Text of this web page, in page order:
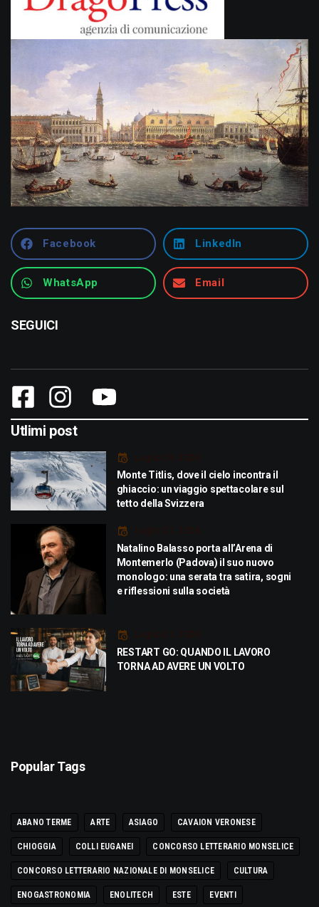
Facebook LinkedIn
WhatsApp Email
SEGUICI
Utlimi post
Luglio 29, 2026
Monte Titlis, dove il cielo incontra il
ghiaccio: un viaggio spettacolare sul
tetto della Svizzera
Luglio 21, 2026
Natalino Balasso porta all’Arena di
Montemerlo (Padova) il suo nuovo
monologo: una serata tra satira, sogni
e riflessioni sulla società
Luglio 21, 2026
RESTART GO: QUANDO IL LAVORO
TORNA AD AVERE UN VOLTO
Popular Tags
ABANO TERME ARTE ASIAGO CAVAION VERONESE
CHIOGGIA COLLI EUGANEI CONCORSO LETTERARIO MONSELICE
CONCORSO LETTERARIO NAZIONALE DI MONSELICE CULTURA
ENOGASTRONOMIA ENOLITECH ESTE EVENTI